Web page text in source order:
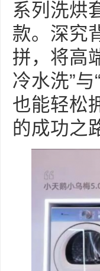
系列洗烘
款。深究
拼，将高
冷水洗”
也能轻松
的成功之